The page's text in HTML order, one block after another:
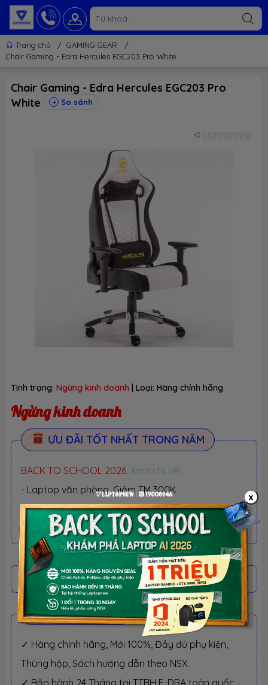
Trang chủ / GAMING GEAR
/
Chair Gaming - Edra Hercules EGC203 Pro White
Chair Gaming - Edra Hercules EGC203 Pro
White
So sánh
Tình trạng: Ngừng kinh doanh | Loại: Hàng chính hãng
Ngừng kinh doanh
ƯU ĐÃI TỐT NHẤT TRONG NĂM
BACK TO SCHOOL 2026. Xem chi tiết
- Laptop văn phòng. Giảm TM 300K
- Laptop Business. Giảm TM 500K
- Laptop RTX 5080, 5090: Giảm TM 1 TRIỆU
BỘ QUÀ TẶNG
BỘ QUÀ TẶNG
✓ Hàng chính hãng, Mới 100%, Đầy đủ phụ kiện,
Thùng hộp, Sách hướng dẫn theo NSX.
✓ Bảo hành 24 Tháng tại TTBH E-DRA toàn quốc
x